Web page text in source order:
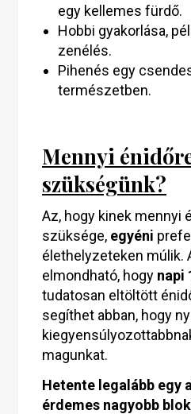
egy kellemes fürdő.
Hobbi gyakorlása,
zenélés.
Pihenés egy
természetben.
Mennyi
szükségünk?
Az, hogy kinek mennyi
szüksége, egyéni
élethelyzeteken múlik.
elmondható, hogy napi
tudatosan eltöltött
segíthet abban, hogy
magunkat.
Hetente legalább egy
érdemes nagyobb